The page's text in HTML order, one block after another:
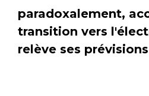
paradoxalement,
transition vers
relève ses